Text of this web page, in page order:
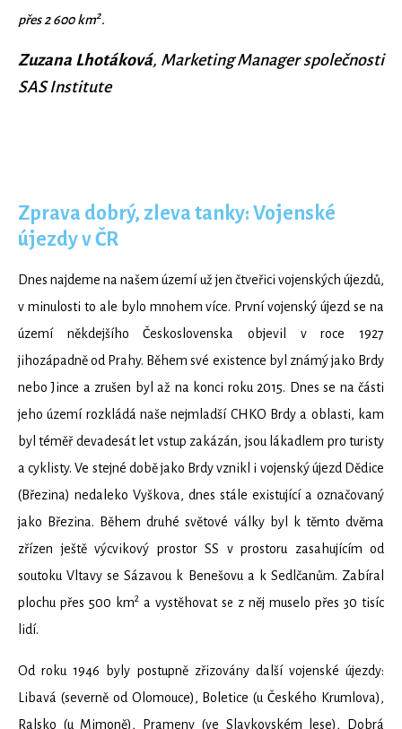
přes 2 600 km2.
Zuzana Lhotáková, Marketing Manager společnosti
SAS Institute
Zprava dobrý, zleva tanky: Vojenské
újezdy v ČR
Dnes najdeme na našem území už jen čtveřici vojenských újezdů,
v minulosti to ale bylo mnohem více. První vojenský újezd se na
území někdejšího Československa objevil v roce 1927
jihozápadně od Prahy. Během své existence byl známý jako Brdy
nebo Jince a zrušen byl až na konci roku 2015. Dnes se na části
jeho území rozkládá naše nejmladší CHKO Brdy a oblasti, kam
byl téměř devadesát let vstup zakázán, jsou lákadlem pro turisty
a cyklisty. Ve stejné době jako Brdy vznikl i vojenský újezd Dědice
(Březina) nedaleko Vyškova, dnes stále existující a označovaný
jako Březina. Během druhé světové války byl k těmto dvěma
zřízen ještě výcvikový prostor SS v prostoru zasahujícím od
soutoku Vltavy se Sázavou k Benešovu a k Sedlčanům. Zabíral
plochu přes 500 km2a vystěhovat se z něj muselo přes 30 tisíc
lidí.
Od roku 1946 byly postupně zřizovány další vojenské újezdy:
Libavá (severně od Olomouce), Boletice (u Českého Krumlova),
Ralsko (u Mimoně), Prameny (ve Slavkovském lese), Dobrá